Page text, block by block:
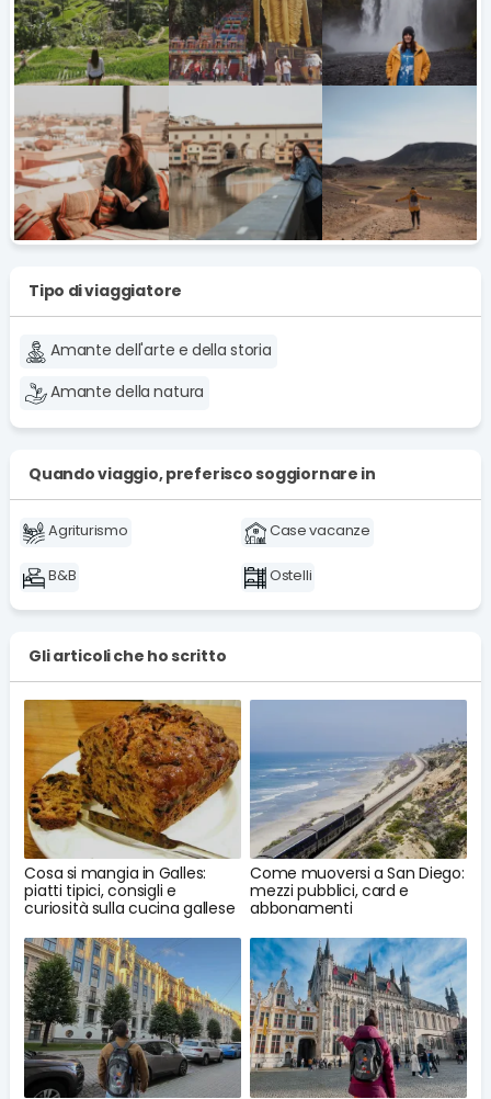
Tipo di viaggiatore
Amante dell'arte e della storia
Amante della natura
Quando viaggio, preferisco soggiornare in
Agriturismo Case vacanze
B&B Ostelli
Gli articoli che ho scritto
Cosa si mangia in Galles:
piatti tipici, consigli e
curiosità sulla cucina gallese
Come muoversi a San Diego:
mezzi pubblici, card e
abbonamenti